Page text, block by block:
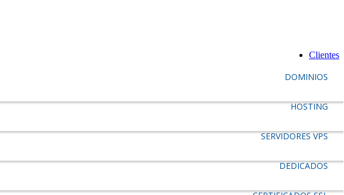
Clientes
DOMINIOS
HOSTING
SERVIDORES VPS
DEDICADOS